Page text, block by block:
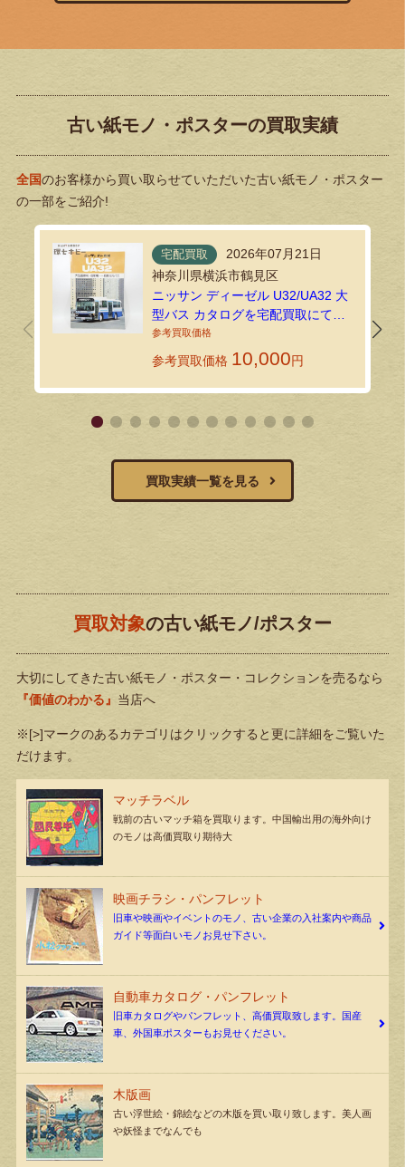
古い紙モノ・ポスターの買取実績
全国のお客様から買い取らせていただいた古い紙モノ・ポスター
の一部をご紹介!
宅配買取
2026年07月21日
神奈川県横浜市鶴見区
ニッサン ディーゼル U32/UA32 大
型バス カタログを宅配買取にてお
送りいただきました！
参考買取価格 10,000円
買取実績一覧を見る
買取対象の古い紙モノ/ポスター
大切にしてきた古い紙モノ・ポスター・コレクションを売るなら
『価値のわかる』 当店へ
※[>]マークのあるカテゴリはクリックすると更に詳細をご覧いた
だけます。
マッチラベル
戦前の古いマッチ箱を買取ります。中国輸出用の海外向け
のモノは高価買取り期待大
映画チラシ・パンフレット
旧車や映画やイベントのモノ、古い企業の入社案内や商品
ガイド等面白いモノお見せ下さい。
自動車カタログ・パンフレット
旧車カタログやパンフレット、高価買取致します。国産
車、外国車ポスターもお見せください。
木版画
古い浮世絵・錦絵などの木版を買い取り致します。美人画
や妖怪までなんでも